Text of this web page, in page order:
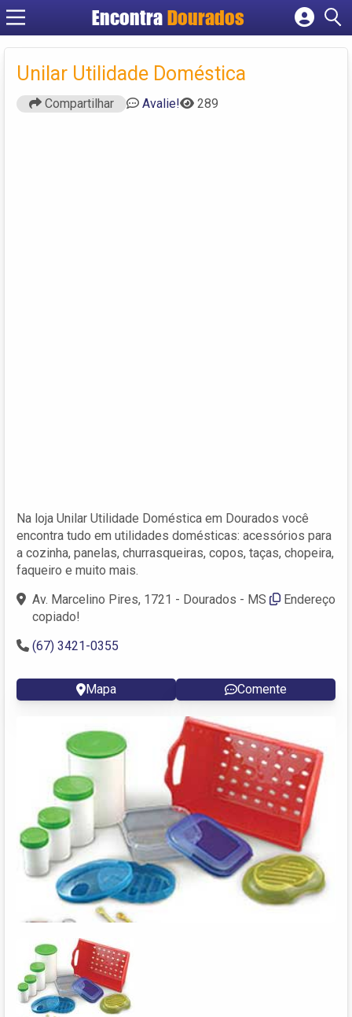
EncontraDourados
Cadastrar empresa
Criar conta
Unilar Utilidade Doméstica
Compartilhar Avalie! 289
Na loja Unilar Utilidade Doméstica em Dourados você
encontra tudo em utilidades domésticas: acessórios para
a cozinha, panelas, churrasqueiras, copos, taças, chopeira,
faqueiro e muito mais.
Av. Marcelino Pires, 1721 - Dourados - MS
Endereço
copiado!
(67) 3421-0355
Mapa Comente